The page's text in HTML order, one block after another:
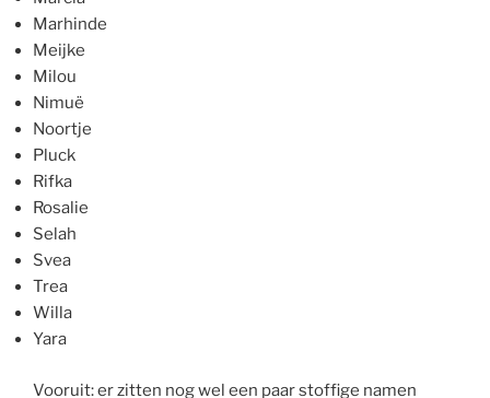
Marhinde
Meijke
Milou
Nimuë
Noortje
Pluck
Rifka
Rosalie
Selah
Svea
Trea
Willa
Yara
Vooruit: er zitten nog wel een paar stoffige namen